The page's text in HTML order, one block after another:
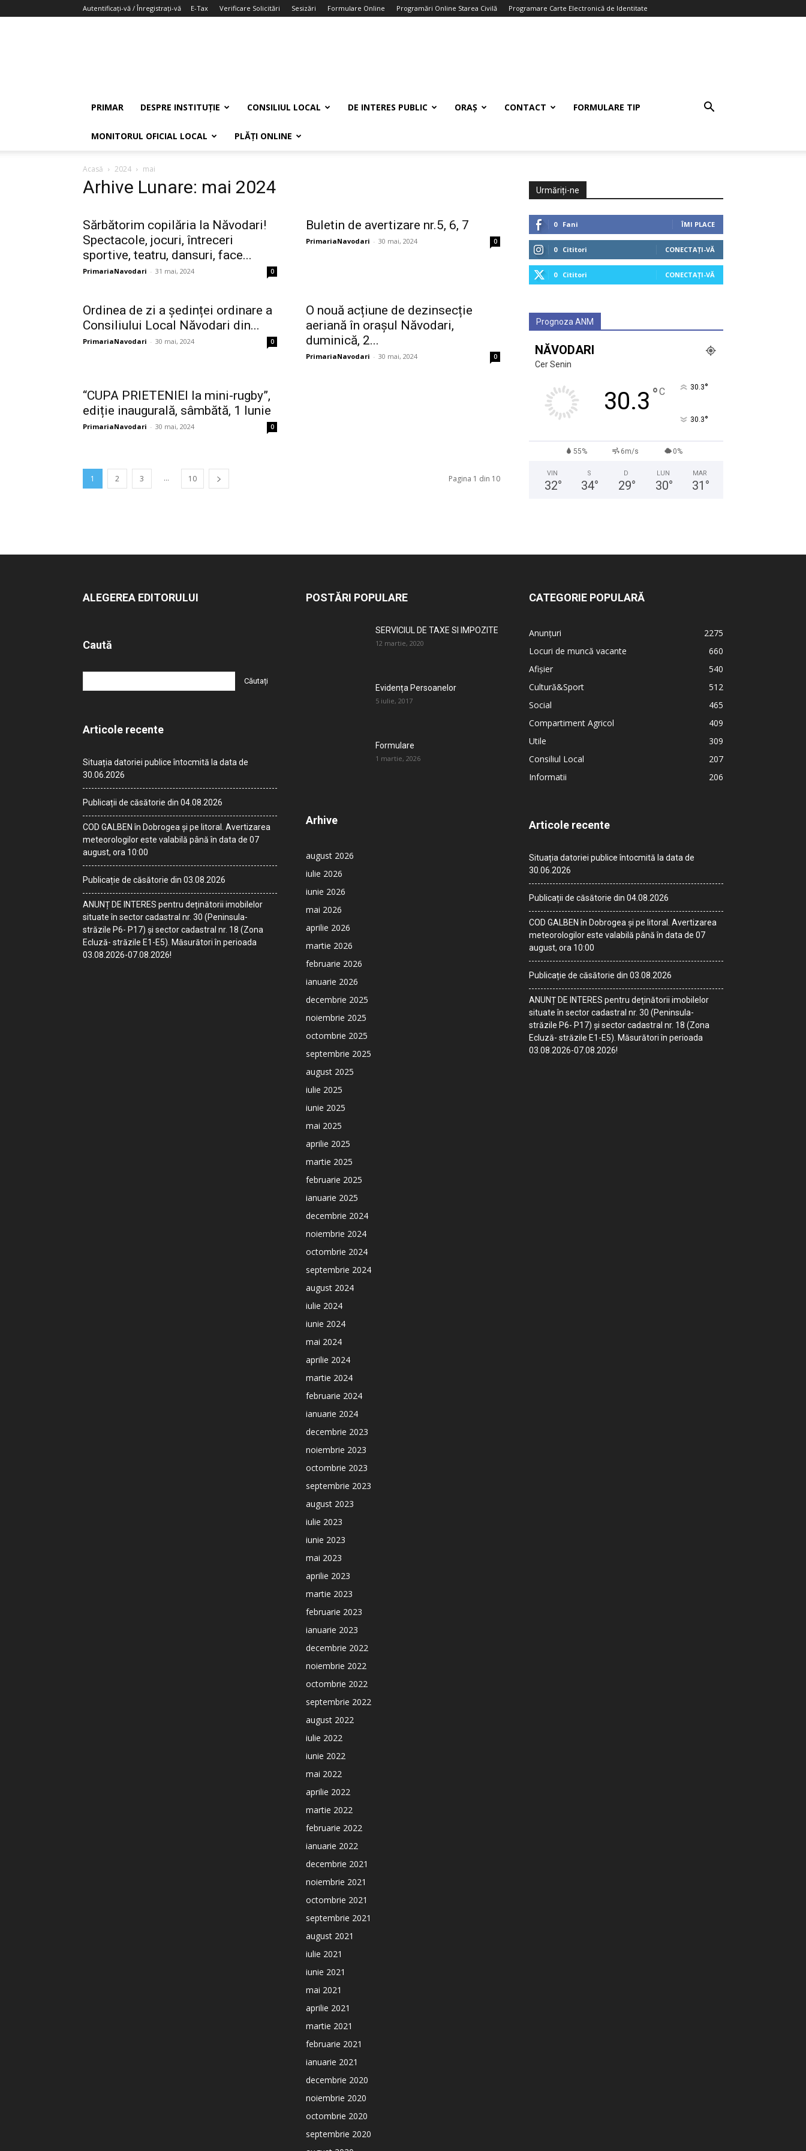
Autentificați-vă / Înregistrați-vă E-Tax Verificare Solicitări Sesizări Formulare Online Programări Online Starea Civilă Programare Carte Electronică de Identitate
PRIMAR DESPRE INSTITUȚIE CONSILIUL LOCAL DE INTERES PUBLIC ORAȘ CONTACT FORMULARE TIP
MONITORUL OFICIAL LOCAL PLĂȚI ONLINE
Acasă 2024 mai
Arhive Lunare: mai 2024
Sărbătorim copilăria la Năvodari!
Spectacole, jocuri, întreceri
sportive, teatru, dansuri, face...
PrimariaNavodari - 31 mai, 2024 0
Buletin de avertizare nr.5, 6, 7
PrimariaNavodari - 30 mai, 2024 0
Ordinea de zi a ședinței ordinare a
Consiliului Local Năvodari din...
PrimariaNavodari - 30 mai, 2024 0
O nouă acțiune de dezinsecție
aeriană în orașul Năvodari,
duminică, 2...
PrimariaNavodari - 30 mai, 2024 0
“CUPA PRIETENIEI la mini-rugby”,
ediție inaugurală, sâmbătă, 1 Iunie
PrimariaNavodari - 30 mai, 2024 0
1 2 3 ... 10 Pagina 1 din 10
Urmăriți-ne
0 Fani ÎMI PLACE
0 Cititori CONECTAȚI-VĂ
0 Cititori CONECTAȚI-VĂ
Prognoza ANM
NĂVODARI
Cer Senin
30.3 °C 30.3°
30.3°
55% 6m/s 0%
VIN
32°
S
34°
D
29°
LUN
30°
MAR
31 °
ALEGEREA EDITORULUI
Caută
Articole recente
Situația datoriei publice întocmită la data de
30.06.2026
Publicații de căsătorie din 04.08.2026
COD GALBEN în Dobrogea și pe litoral. Avertizarea
meteorologilor este valabilă până în data de 07
august, ora 10:00
Publicație de căsătorie din 03.08.2026
ANUNȚ DE INTERES pentru deținătorii imobilelor
situate în sector cadastral nr. 30 (Peninsula-
străzile P6- P17) și sector cadastral nr. 18 (Zona
Ecluză- străzile E1-E5). Măsurători în perioada
03.08.2026-07.08.2026!
POSTĂRI POPULARE
SERVICIUL DE TAXE SI IMPOZITE
12 martie, 2020
Evidența Persoanelor
5 iulie, 2017
Formulare
1 martie, 2026
Arhive
august 2026
iulie 2026
iunie 2026
mai 2026
aprilie 2026
martie 2026
februarie 2026
ianuarie 2026
decembrie 2025
noiembrie 2025
octombrie 2025
septembrie 2025
august 2025
iulie 2025
iunie 2025
mai 2025
aprilie 2025
martie 2025
februarie 2025
ianuarie 2025
decembrie 2024
noiembrie 2024
octombrie 2024
septembrie 2024
august 2024
iulie 2024
iunie 2024
mai 2024
aprilie 2024
martie 2024
februarie 2024
ianuarie 2024
decembrie 2023
noiembrie 2023
octombrie 2023
septembrie 2023
august 2023
iulie 2023
iunie 2023
mai 2023
aprilie 2023
martie 2023
februarie 2023
ianuarie 2023
decembrie 2022
noiembrie 2022
octombrie 2022
septembrie 2022
august 2022
iulie 2022
iunie 2022
mai 2022
aprilie 2022
martie 2022
februarie 2022
ianuarie 2022
decembrie 2021
noiembrie 2021
octombrie 2021
septembrie 2021
august 2021
iulie 2021
iunie 2021
mai 2021
aprilie 2021
martie 2021
februarie 2021
ianuarie 2021
decembrie 2020
noiembrie 2020
octombrie 2020
septembrie 2020
CATEGORIE POPULARĂ
Anunțuri
2275
Locuri de muncă vacante
660
Afișier
540
Cultură&Sport
512
Social
465
Compartiment Agricol
409
Utile
309
Consiliul Local
207
Informatii
206
Articole recente
Situația datoriei publice întocmită la data de
30.06.2026
Publicații de căsătorie din 04.08.2026
COD GALBEN în Dobrogea și pe litoral. Avertizarea
meteorologilor este valabilă până în data de 07
august, ora 10:00
Publicație de căsătorie din 03.08.2026
ANUNȚ DE INTERES pentru deținătorii imobilelor
situate în sector cadastral nr. 30 (Peninsula-
străzile P6- P17) și sector cadastral nr. 18 (Zona
Ecluză- străzile E1-E5). Măsurători în perioada
03.08.2026-07.08.2026!